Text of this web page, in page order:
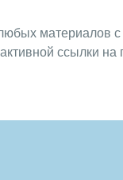
материалов
ссылки на